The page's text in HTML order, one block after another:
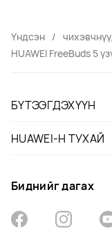
Үндсэн
HUAWEI FreeBuds 5
БҮТЭЭГДЭХҮҮН
HUAWEI-Н ТУХАЙ
Биднийг дагах